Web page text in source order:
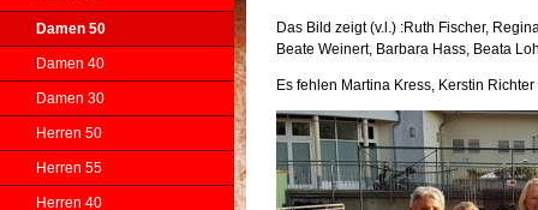
Damen 50
Damen 40
Damen 30
Herren 50
Herren 55
Herren 40
Das Bild zeigt (v.l.) :Ruth Fischer,
Beate Weinert, Barbara Hass, Beata
Es fehlen Martina Kress, Kerstin